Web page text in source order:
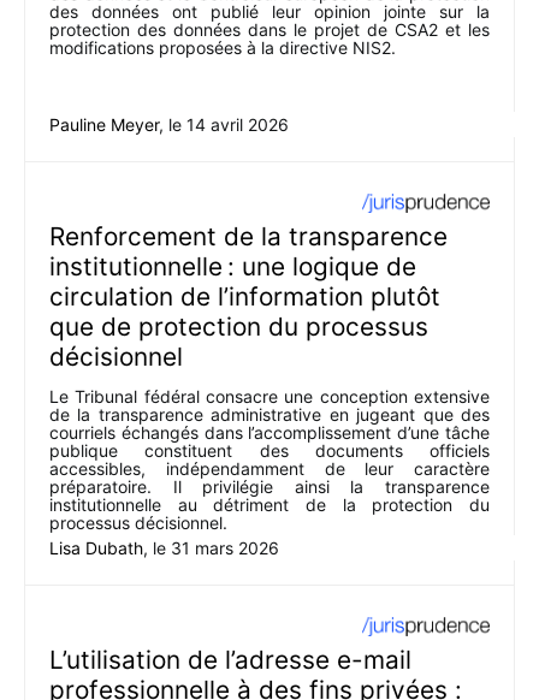
des données ont publié leur opinion jointe sur la
protection des données dans le projet de CSA2 et les
modifications proposées à la directive NIS2.
Pauline Meyer, le 14 avril 2026
Renforcement de la transparence
institutionnelle : une logique de
circulation de l’information plutôt
que de protection du processus
décisionnel
Le Tribunal fédéral consacre une conception extensive
de la transparence administrative en jugeant que des
courriels échangés dans l’accomplissement d’une tâche
publique constituent des documents officiels
accessibles, indépendamment de leur caractère
préparatoire. Il privilégie ainsi la transparence
institutionnelle au détriment de la protection du
processus décisionnel.
Lisa Dubath, le 31 mars 2026
L’utilisation de l’adresse e-mail
professionnelle à des fins privées :